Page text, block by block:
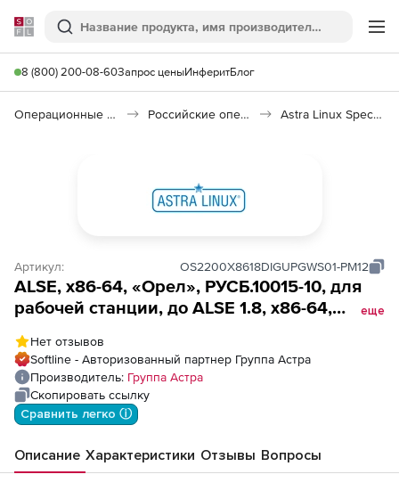
Softline
Поиск
8 (800) 200-08-60Запрос ценыИнферитБлог
Операционные системы Российские операционные системы (Импортозамещение) Astra Linux Special Edition
Артикул: OS2200X8618DIGUPGWS01-PM12
ALSE, х86-64, «Орел», РУСБ.10015-10, для
рабочей станции, до ALSE 1.8, х86-64,
рабочей станции, на срок действия
исключительного права, с
вкл.обновлениями Тип 2 на 12 мес.
еще
Нет отзывов
Softline - Авторизованный партнер Группа Астра
Производитель: Группа Астра
Скопировать ссылку
Сравнить легко ⓘ
Описание Характеристики Отзывы Вопросы